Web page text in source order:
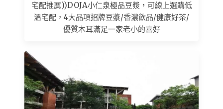
宅配推薦))DOJA小仁泉極品豆漿，可線上選購低
溫宅配，4大品項招牌豆漿/香濃飲品/健康好茶/
優質木耳滿足一家老小的喜好